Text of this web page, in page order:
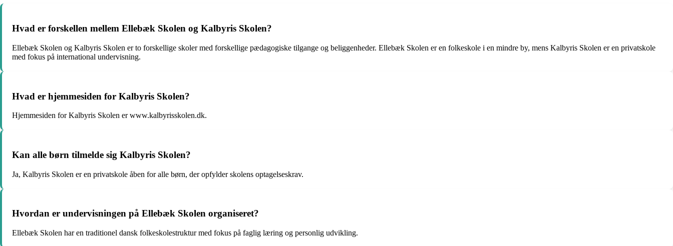
Hvad er forskellen mellem Ellebæk Skolen og Kalbyris Skolen?
Ellebæk Skolen og Kalbyris Skolen er to forskellige skoler med forskellige pædagogiske tilgange og beliggenheder. Ellebæk Skolen er en folkeskole i en mindre by, mens Kalbyris Skolen er en privatskole
med fokus på international undervisning.
Hvad er hjemmesiden for Kalbyris Skolen?
Hjemmesiden for Kalbyris Skolen er www.kalbyrisskolen.dk.
Kan alle børn tilmelde sig Kalbyris Skolen?
Ja, Kalbyris Skolen er en privatskole åben for alle børn, der opfylder skolens optagelseskrav.
Hvordan er undervisningen på Ellebæk Skolen organiseret?
Ellebæk Skolen har en traditionel dansk folkeskolestruktur med fokus på faglig læring og personlig udvikling.